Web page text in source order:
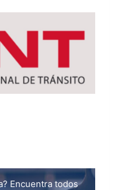
Encuentra todos